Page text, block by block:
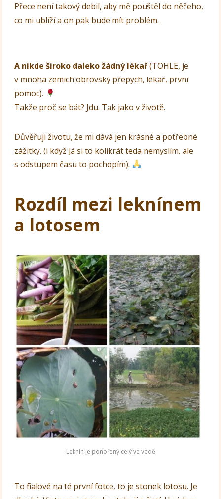
Přece není takový debil, aby mě pouštěl do něčeho,
co mi ublíží a on pak bude mít problém.
A nikde široko daleko žádný lékař(TOHLE, je
v mnoha zemích obrovský přepych, lékař, první
pomoc).
Takže proč se bát? Jdu. Tak jako v životě.
Důvěřuji životu, že mi dává jen krásné a potřebné
zážitky. (i když já si to kolikrát teda nemyslím, ale
s odstupem času to pochopím).
Rozdíl mezi leknínem
a lotosem
Leknín je ponořený celý ve vodě
To fialové na té první fotce, to je stonek lotosu. Je